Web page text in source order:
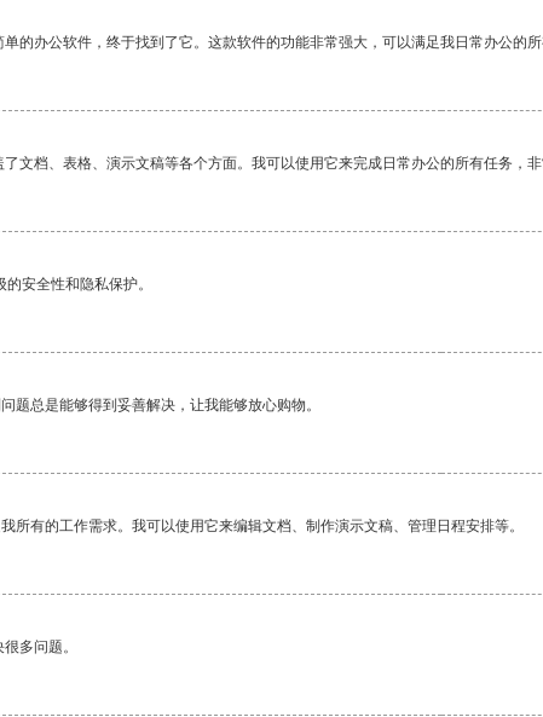
的办公软件，终于找到了它。这款软件的功能非常强大，可以满足我日常办公的
文档、表格、演示文稿等各个方面。我可以使用它来完成日常办公的所有任务，非
安全性和隐私保护。
题总是能够得到妥善解决，让我能够放心购物。
所有的工作需求。我可以使用它来编辑文档、制作演示文稿、管理日程安排等。
多问题。